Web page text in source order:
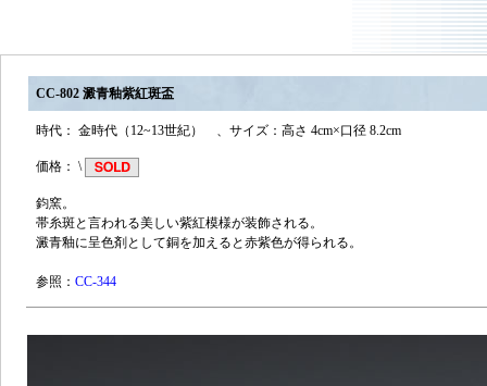
CC-802 澱青釉紫紅斑盃
時代： 金時代（12~13世紀） 、サイズ：高さ 4cm×口径 8.2cm
価格： \
鈞窯。
帯糸斑と言われる美しい紫紅模様が装飾される。
澱青釉に呈色剤として銅を加えると赤紫色が得られる。
参照： CC-344